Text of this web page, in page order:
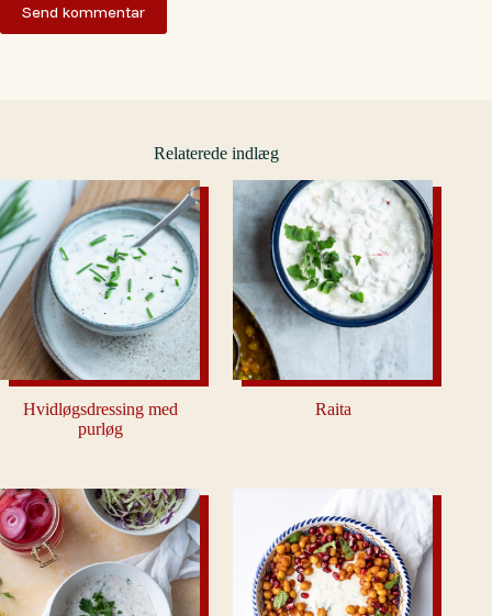
Send kommentar
Relaterede indlæg
Hvidløgsdressing med
purløg
Raita